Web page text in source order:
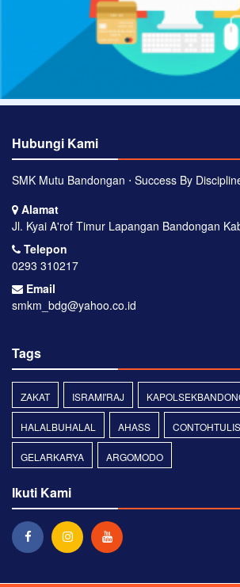
Hubungi Kami
SMK Mutu Bandongan ⋅ Success By
Alamat
Jl. Kyai A'rof Timur Lapangan Bandongan
Telepon
0293 310217
Email
smkm_bdg@yahoo.co.id
Tags
ZAKAT ISRAMI'RAJ
HALALBUHALAL AHASS
GELARKARYA ARGOMODO
Ikuti Kami